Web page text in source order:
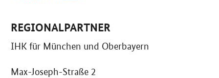
REGIONALPARTNER
IHK für München und Oberbayern
Max-Joseph-Straße 2